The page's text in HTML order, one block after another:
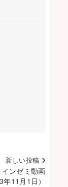
新しい投稿
インゼミ動画
年11月1日）